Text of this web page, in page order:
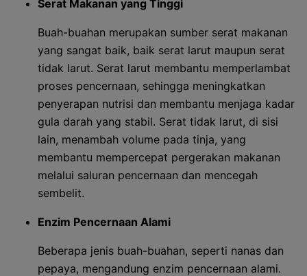
Serat Makanan yang Tinggi
Buah-buahan merupakan sumber serat makanan
yang sangat baik, baik serat larut maupun serat
tidak larut. Serat larut membantu memperlambat
proses pencernaan, sehingga meningkatkan
penyerapan nutrisi dan membantu menjaga kadar
gula darah yang stabil. Serat tidak larut, di sisi
lain, menambah volume pada tinja, yang
membantu mempercepat pergerakan makanan
melalui saluran pencernaan dan mencegah
sembelit.
Enzim Pencernaan Alami
Beberapa jenis buah-buahan, seperti nanas dan
pepaya, mengandung enzim pencernaan alami.